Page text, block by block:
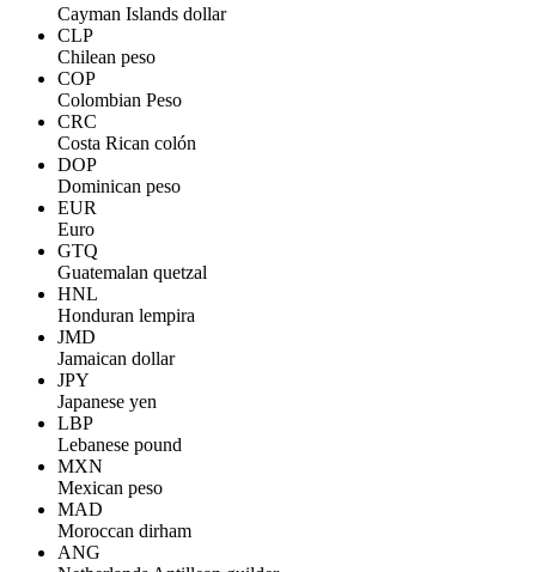
Cayman Islands dollar
CLP
Chilean peso
COP
Colombian Peso
CRC
Costa Rican colón
DOP
Dominican peso
EUR
Euro
GTQ
Guatemalan quetzal
HNL
Honduran lempira
JMD
Jamaican dollar
JPY
Japanese yen
LBP
Lebanese pound
MXN
Mexican peso
MAD
Moroccan dirham
ANG